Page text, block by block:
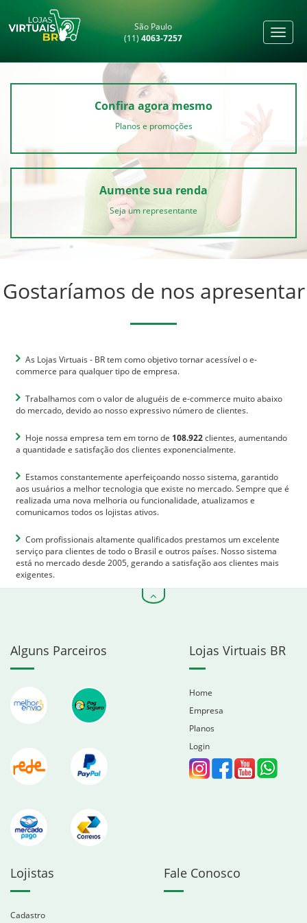
São Paulo
(11)4063-7257
Confira agora mesmo
Planos e promoções
Aumente sua renda
Seja um representante
Gostaríamos de nos apresentar
As Lojas Virtuais - BR tem como objetivo tornar acessível o e-
commerce para qualquer tipo de empresa.
Trabalhamos com o valor de aluguéis de e-commerce muito abaixo
do mercado, devido ao nosso expressivo número de clientes.
Hoje nossa empresa tem em torno de 108.922clientes, aumentando
a quantidade e satisfação dos clientes exponencialmente.
Estamos constantemente aperfeiçoando nosso sistema, garantido
aos usuários a melhor tecnologia que existe no mercado. Sempre que é
realizada uma nova melhoria ou funcionalidade, atualizamos e
comunicamos todos os lojistas ativos.
Com profissionais altamente qualificados prestamos um excelente
serviço para clientes de todo o Brasil e outros países. Nosso sistema
está no mercado desde 2005, gerando a satisfação aos clientes mais
exigentes.
Alguns Parceiros Lojas Virtuais BR
Home
Empresa
Planos
Login
Lojistas
Cadastro
Fale Conosco